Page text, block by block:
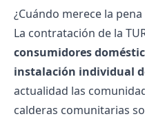
¿Cuándo merece la
La contratación de la
consumidores
instalación individual
actualidad las
calderas comunitarias